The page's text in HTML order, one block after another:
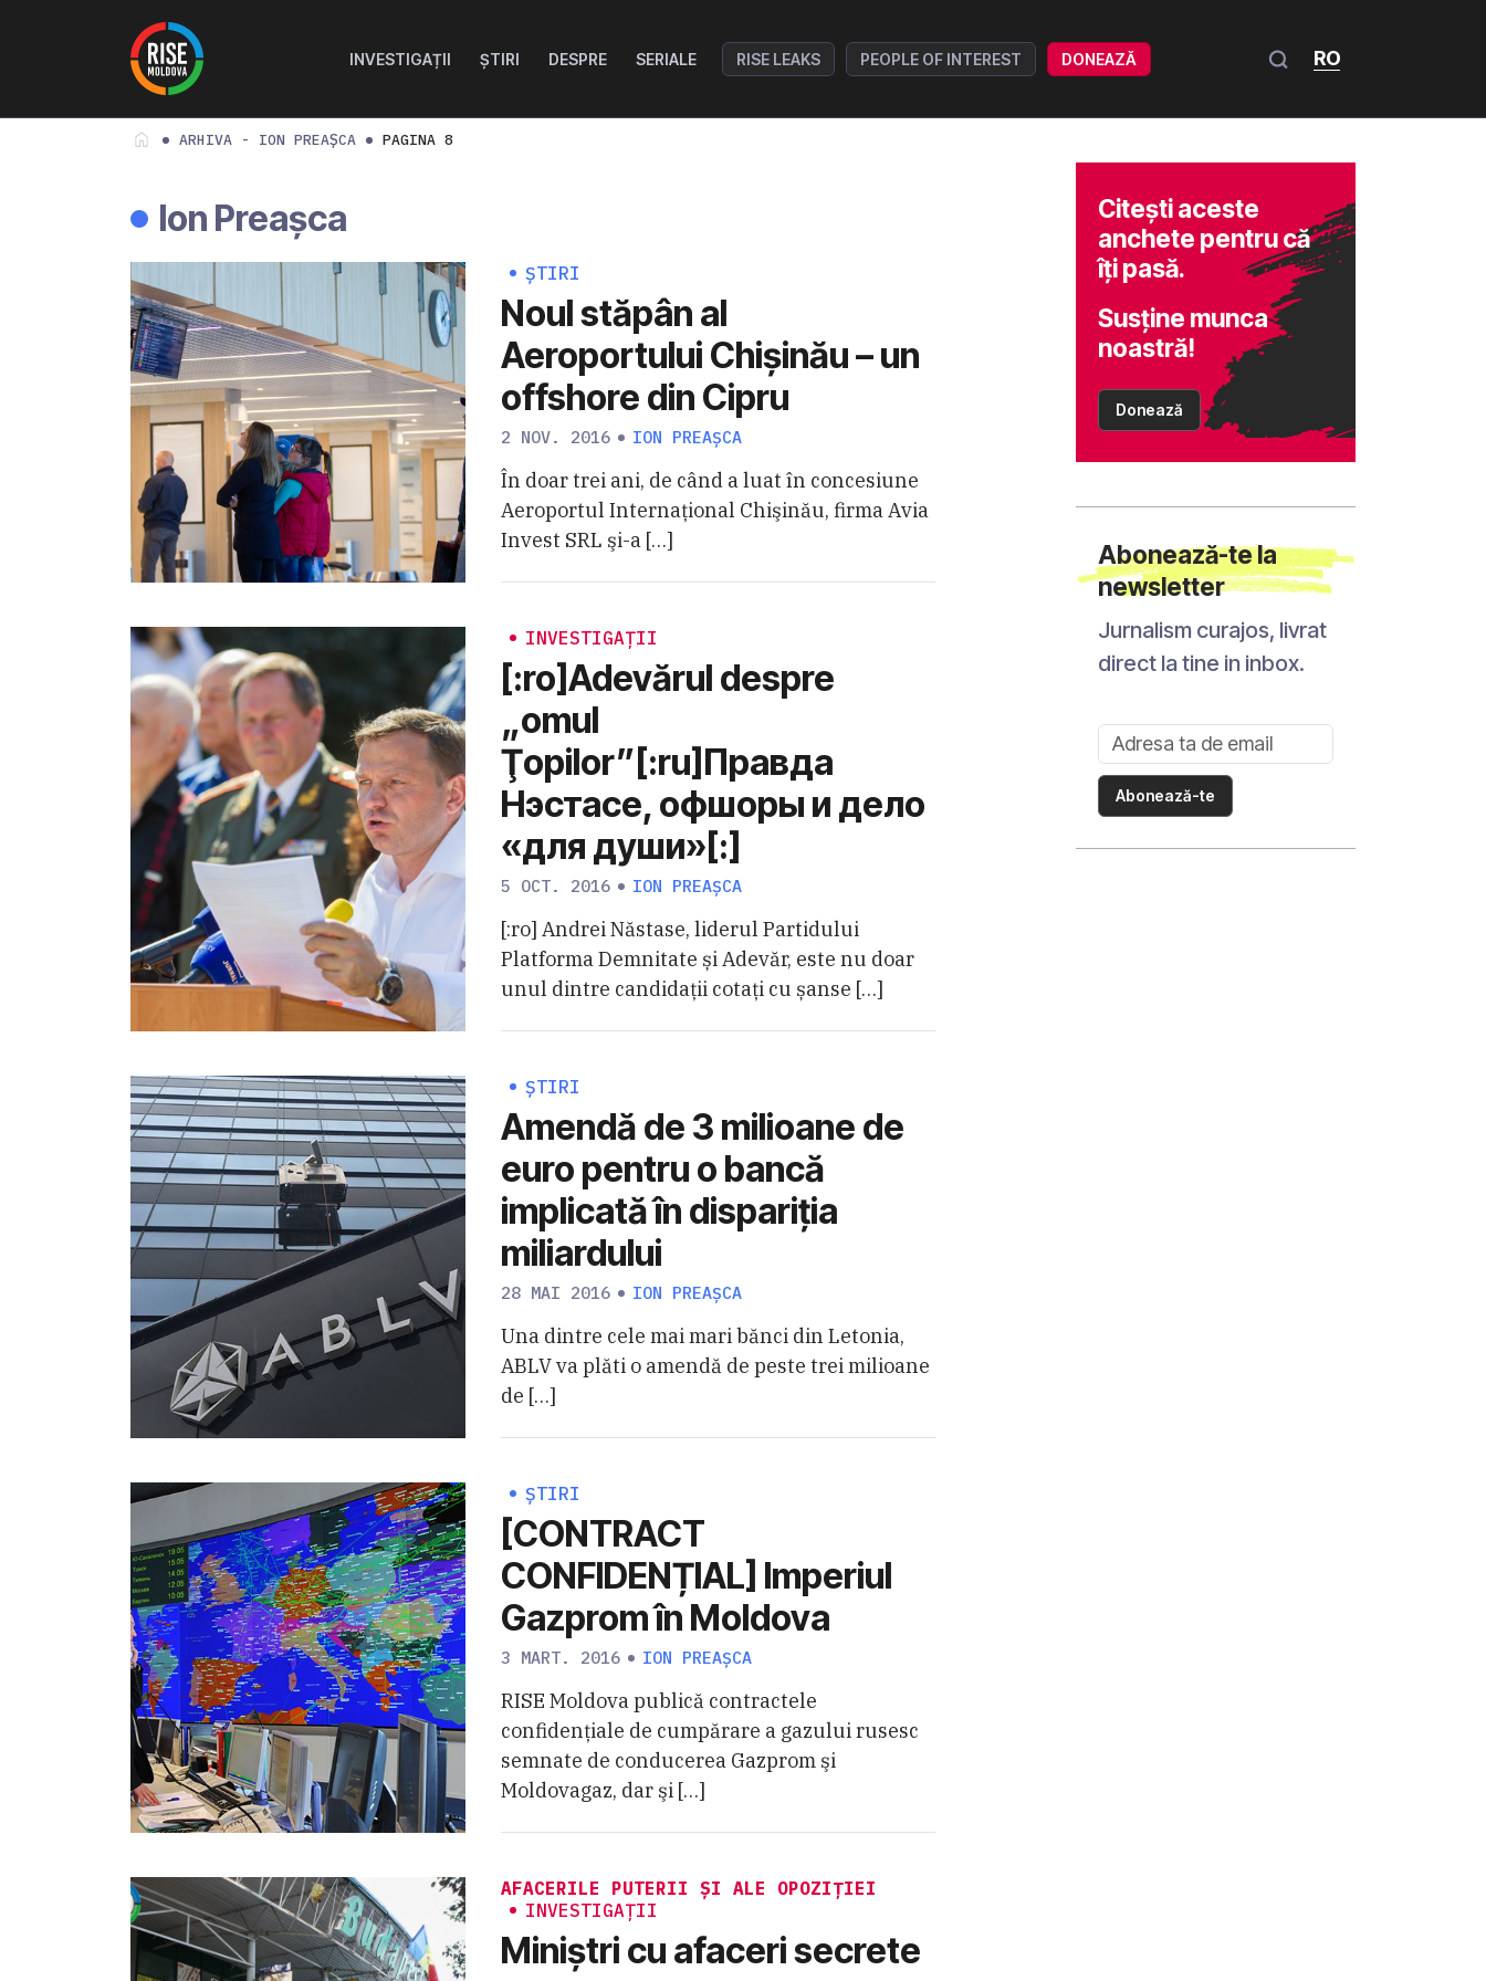
RO
INVESTIGAȚII ȘTIRI DESPRE SERIALE RISE LEAKS PEOPLE OF INTEREST DONEAZĂ
ARHIVA - ION PREAȘCA PAGINA 8
Ion Preașca
ȘTIRI
Noul stăpân al
Aeroportului Chişinău – un
offshore din Cipru
2 NOV. 2016 ION PREAȘCA
În doar trei ani, de când a luat în concesiune
Aeroportul Internaţional Chişinău, firma Avia
Invest SRL şi-a […]
INVESTIGAȚII
[:ro]Adevărul despre
„omul
Ţopilor”[:ru]Правда
Нэстасе, офшоры и дело
«для души»[:]
5 OCT. 2016 ION PREAȘCA
[:ro] Andrei Năstase, liderul Partidului
Platforma Demnitate și Adevăr, este nu doar
unul dintre candidații cotați cu șanse […]
ȘTIRI
Amendă de 3 milioane de
euro pentru o bancă
implicată în dispariția
miliardului
28 MAI 2016 ION PREAȘCA
Una dintre cele mai mari bănci din Letonia,
ABLV va plăti o amendă de peste trei milioane
de […]
ȘTIRI
[CONTRACT
CONFIDENȚIAL] Imperiul
Gazprom în Moldova
3 MART. 2016 ION PREAȘCA
RISE Moldova publică contractele
confidențiale de cumpărare a gazului rusesc
semnate de conducerea Gazprom şi
Moldovagaz, dar şi […]
AFACERILE PUTERII ȘI ALE OPOZIȚIEI
INVESTIGAȚII
Miniștri cu afaceri secrete
Citești aceste
anchete pentru că
îți pasă.
Susține munca
noastră!
Donează
Abonează-te la
newsletter
Jurnalism curajos, livrat
direct la tine in inbox.
Abonează-te